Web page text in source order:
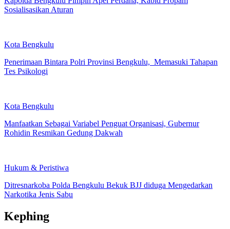
Sosialisasikan Aturan
Kota Bengkulu
Penerimaan Bintara Polri Provinsi Bengkulu, Memasuki Tahapan
Tes Psikologi
Kota Bengkulu
Manfaatkan Sebagai Variabel Penguat Organisasi, Gubernur
Rohidin Resmikan Gedung Dakwah
Hukum & Peristiwa
Ditresnarkoba Polda Bengkulu Bekuk BJJ diduga Mengedarkan
Narkotika Jenis Sabu
Kephing